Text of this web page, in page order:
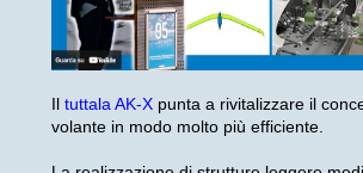
Il tuttala AK-X punta a rivitalizzare il
volante in modo molto più efficiente.